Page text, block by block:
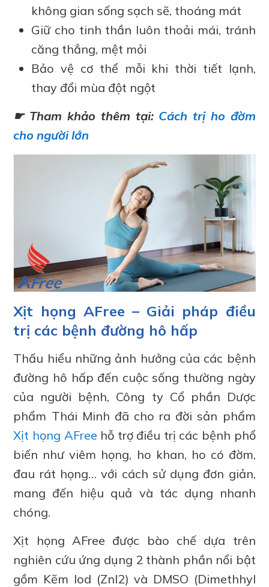
không gian sống sạch sẽ, thoáng mát
Giữ cho tinh thần luôn thoải mái, tránh
căng thẳng, mệt mỏi
Bảo vệ cơ thể mỗi khi thời tiết lạnh,
thay đổi mùa đột ngột
☛ Tham khảo thêm tại: Cách trị ho đờm
cho người lớn
Xịt họng AFree – Giải pháp điều
trị các bệnh đường hô hấp
Thấu hiểu những ảnh hưởng của các bệnh
đường hô hấp đến cuộc sống thường ngày
của người bệnh, Công ty Cổ phần Dược
phẩm Thái Minh đã cho ra đời sản phẩm
Xịt họng AFree hỗ trợ điều trị các bệnh phổ
biến như viêm họng, ho khan, ho có đờm,
đau rát họng… với cách sử dụng đơn giản,
mang đến hiệu quả và tác dụng nhanh
chóng.
Xịt họng AFree được bào chế dựa trên
nghiên cứu ứng dụng 2 thành phần nổi bật
gồm Kẽm Iod (ZnI2) và DMSO (Dimethhyl